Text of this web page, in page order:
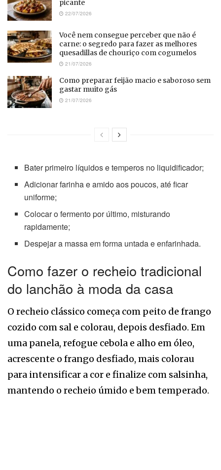
picante
22/07/2026
Você nem consegue perceber que não é
carne: o segredo para fazer as melhores
quesadillas de chouriço com cogumelos
21/07/2026
Como preparar feijão macio e saboroso sem
gastar muito gás
21/07/2026
Bater primeiro líquidos e temperos no liquidificador;
Adicionar farinha e amido aos poucos, até ficar
uniforme;
Colocar o fermento por último, misturando
rapidamente;
Despejar a massa em forma untada e enfarinhada.
Como fazer o recheio tradicional
do lanchão à moda da casa
O recheio clássico começa com peito de frango
cozido com sal e colorau, depois desfiado. Em
uma panela, refogue cebola e alho em óleo,
acrescente o frango desfiado, mais colorau
para intensificar a cor e finalize com salsinha,
mantendo o recheio úmido e bem temperado.